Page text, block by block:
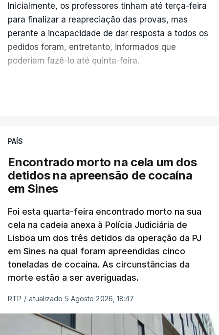
Inicialmente, os professores tinham até terça-feira
para finalizar a reapreciação das provas, mas
perante a incapacidade de dar resposta a todos os
pedidos foram, entretanto, informados que
poderiam fazê-lo até quinta-feira.
No domingo, estavam concluídos cerca de 50 por
cento dos mais de 20 mil pedidos de reapreciação,
mas Cristina Mota, porta-voz da Missão Escola
Pública, tem dúvidas de que o processo esteja
"Durante o fim de semana e nos últimos dias,
apercebamo-nos que ainda estão a ser
convocados professores para reapreciações"
disse a professora à agência Lusa."Será
praticamente impossível termos a totalidade
Segundo os docentes, o processo de reapreciação
PAÍS
Encontrado morto na cela um dos
detidos na apreensão de cocaína
em Sines
Foi esta quarta-feira encontrado morto na sua
cela na cadeia anexa à Polícia Judiciária de
Lisboa um dos três detidos da operação da PJ
em Sines na qual foram apreendidas cinco
toneladas de cocaína. As circunstâncias da
morte estão a ser averiguadas.
RTP / atualizado 5 Agosto 2026, 18:47